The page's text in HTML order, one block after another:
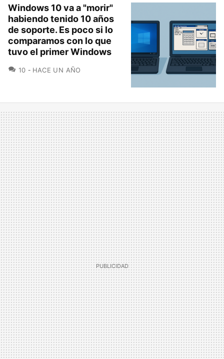
Windows 10 va a "morir"
habiendo tenido 10 años
de soporte. Es poco si lo
comparamos con lo que
tuvo el primer Windows
10 COMENTARIOS
HACE UN AÑO